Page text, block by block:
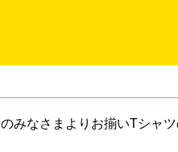
なさまよりお揃いTシャツ